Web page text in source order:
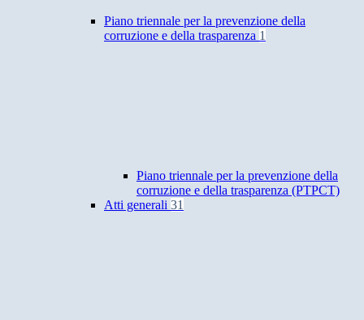
Piano triennale per la prevenzione della
corruzione e della trasparenza 1
Piano triennale per la prevenzione della
corruzione e della trasparenza (PTPCT)
Atti generali 31